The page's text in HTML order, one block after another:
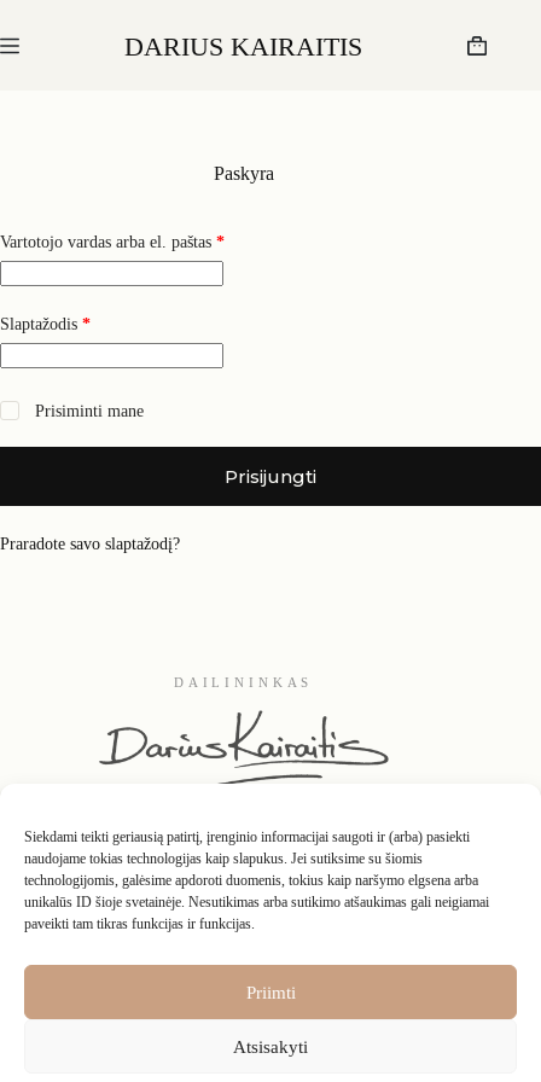
Siekdami teikti geriausią patirtį, įrenginio informacijai saugoti ir (arba) pasiekti
naudojame tokias technologijas kaip slapukus. Jei sutiksime su šiomis
technologijomis, galėsime apdoroti duomenis, tokius kaip naršymo elgsena arba
unikalūs ID šioje svetainėje. Nesutikimas arba sutikimo atšaukimas gali neigiamai
paveikti tam tikras funkcijas ir funkcijas.
Priimti
Atsisakyti
content
DARIUS KAIRAITIS Krepšelis
Paskyra
Vartotojo vardas arba el. paštas *Privalomas
Slaptažodis *Privalomas
Prisiminti mane
Prisijungti
Praradote savo slaptažodį?
DAILININKAS
Grąžinimo taisyklės
Privatumo politika
Pirkimo – pardavimo taisyklės